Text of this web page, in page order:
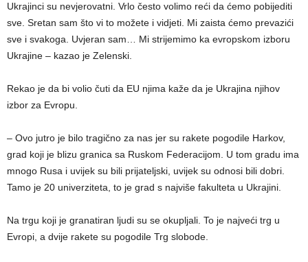
Ukrajinci su nevjerovatni. Vrlo često volimo reći da ćemo pobijediti
sve. Sretan sam što vi to možete i vidjeti. Mi zaista ćemo prevazići
sve i svakoga. Uvjeran sam… Mi strijemimo ka evropskom izboru
Ukrajine – kazao je Zelenski.
Rekao je da bi volio čuti da EU njima kaže da je Ukrajina njihov
izbor za Evropu.
– Ovo jutro je bilo tragično za nas jer su rakete pogodile Harkov,
grad koji je blizu granica sa Ruskom Federacijom. U tom gradu ima
mnogo Rusa i uvijek su bili prijateljski, uvijek su odnosi bili dobri.
Tamo je 20 univerziteta, to je grad s najviše fakulteta u Ukrajini.
Na trgu koji je granatiran ljudi su se okupljali. To je najveći trg u
Evropi, a dvije rakete su pogodile Trg slobode.